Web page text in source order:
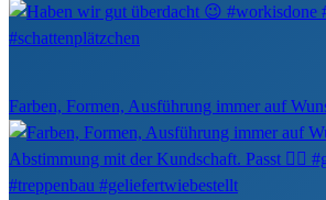
Farben, Formen, Ausführung immer auf